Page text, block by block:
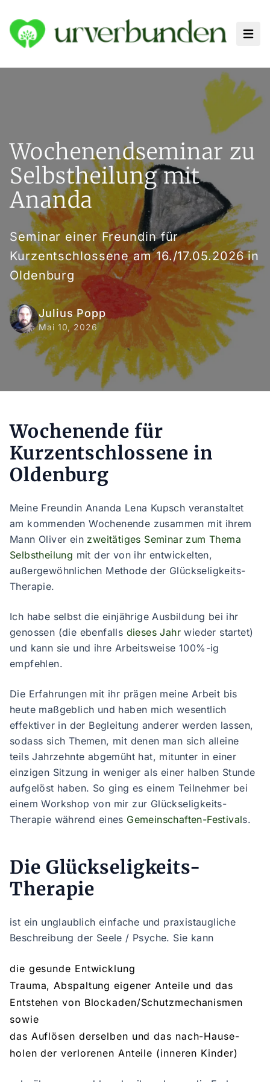
Wochenendseminar zu
Selbstheilung mit
Ananda
Seminar einer Freundin für
Kurzentschlossene am 16./17.05.2026 in
Oldenburg
Julius Popp
Mai 10, 2026
Wochenende für
Kurzentschlossene in
Oldenburg
Meine Freundin Ananda Lena Kupsch veranstaltet
am kommenden Wochenende zusammen mit ihrem
Mann Oliver ein zweitätiges Seminar zum Thema
Selbstheilung mit der von ihr entwickelten,
außergewöhnlichen Methode der Glückseligkeits-
Therapie.
Ich habe selbst die einjährige Ausbildung bei ihr
genossen (die ebenfalls dieses Jahr wieder startet)
und kann sie und ihre Arbeitsweise 100%-ig
empfehlen.
Die Erfahrungen mit ihr prägen meine Arbeit bis
heute maßgeblich und haben mich wesentlich
effektiver in der Begleitung anderer werden lassen,
sodass sich Themen, mit denen man sich alleine
teils Jahrzehnte abgemüht hat, mitunter in einer
einzigen Sitzung in weniger als einer halben Stunde
aufgelöst haben. So ging es einem Teilnehmer bei
einem Workshop von mir zur Glückseligkeits-
Therapie während eines Gemeinschaften-Festivals.
Die Glückseligkeits-
Therapie
ist ein unglaublich einfache und praxistaugliche
Beschreibung der Seele / Psyche. Sie kann
die gesunde Entwicklung
Trauma, Abspaltung eigener Anteile und das
Entstehen von Blockaden/Schutzmechanismen
sowie
das Auflösen derselben und das nach-Hause-
holen der verlorenen Anteile (inneren Kinder)